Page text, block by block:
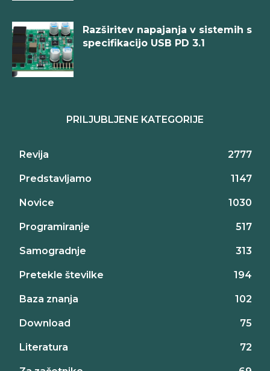
Razširitev napajanja v sistemih s
specifikacijo USB PD 3.1
PRILJUBLJENE KATEGORIJE
Revija 2777
Predstavljamo 1147
Novice 1030
Programiranje 517
Samogradnje 313
Pretekle številke 194
Baza znanja 102
Download 75
Literatura 72